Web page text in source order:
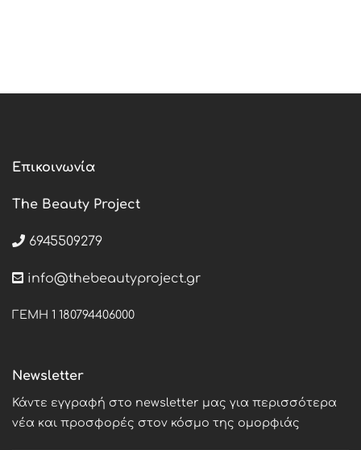
Επικοινωνία
The Beauty Project
6945509279
info@thebeautyproject.gr
ΓΕΜΗ 1 180794406000
Newsletter
Κάντε εγγραφή στο newsletter μας για περισσότερα
νέα και προσφορές στον κόσμο της ομορφιάς